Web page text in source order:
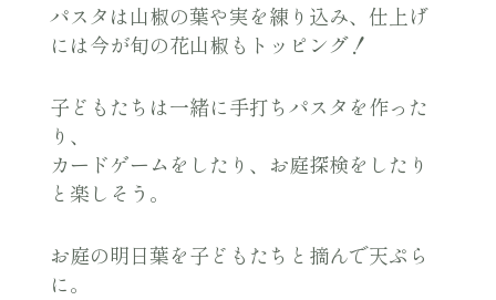
パスタは山椒の葉や実を練り込み、仕上げ
には今が旬の花山椒もトッピング！
子どもたちは一緒に手打ちパスタを作った
り、
カードゲームをしたり、お庭探検をしたり
と楽しそう。
お庭の明日葉を子どもたちと摘んで天ぷら
に。